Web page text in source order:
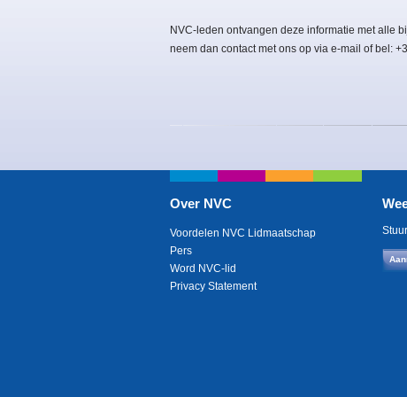
NVC-leden ontvangen deze informatie met alle
neem dan contact met ons op via e-mail of bel:
Over NVC
Voordelen NVC Lidmaatschap
Pers
Word NVC-lid
Privacy Statement